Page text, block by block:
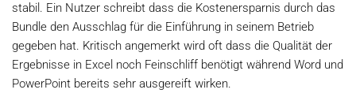
stabil. Ein Nutzer schreibt dass die Kostenersparnis durch das
Bundle den Ausschlag für die Einführung in seinem Betrieb
gegeben hat. Kritisch angemerkt wird oft dass die Qualität der
Ergebnisse in Excel noch Feinschliff benötigt während Word und
PowerPoint bereits sehr ausgereift wirken.